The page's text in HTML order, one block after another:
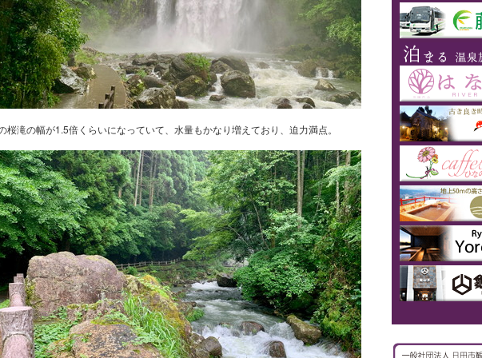
桜滝の幅が1.5倍くらいになっていて、水量もかなり増えており、迫力満点。